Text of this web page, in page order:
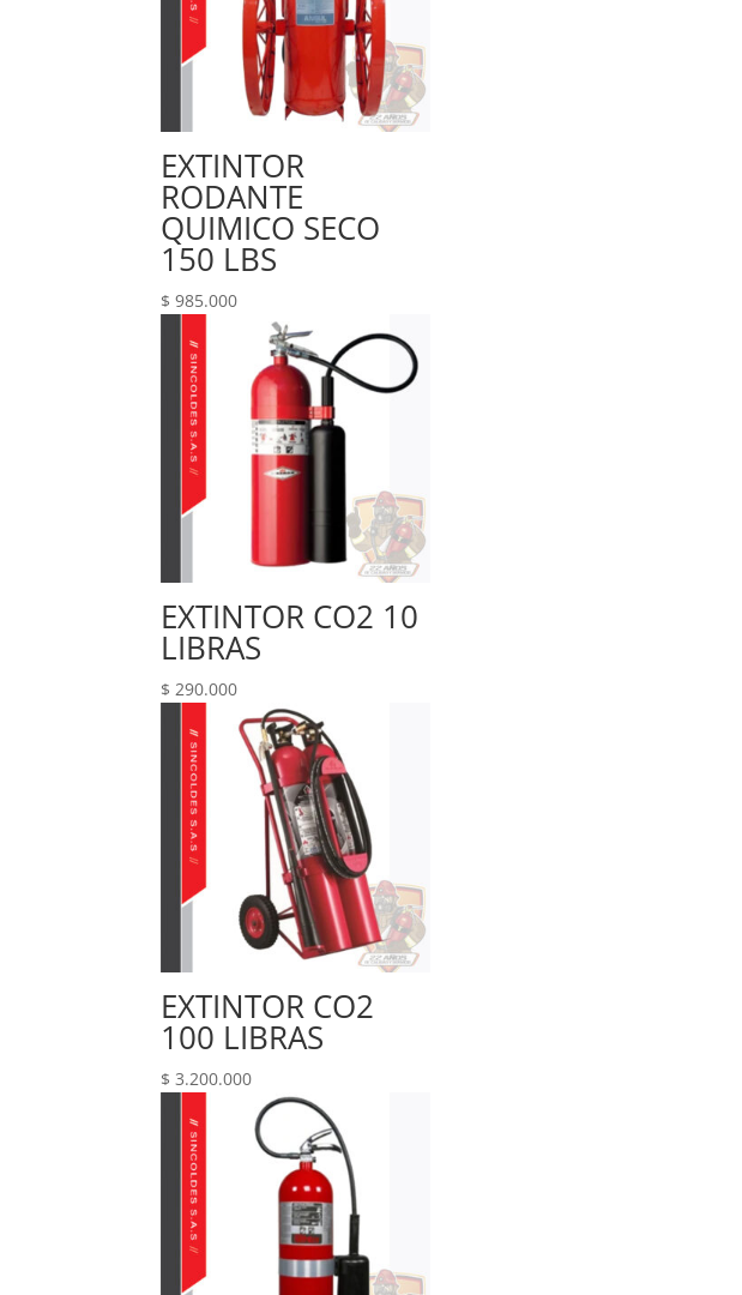
EXTINTOR
RODANTE
QUIMICO SECO
150 LBS
$ 985.000
EXTINTOR CO2 10
LIBRAS
$ 290.000
EXTINTOR CO2
100 LIBRAS
$ 3.200.000